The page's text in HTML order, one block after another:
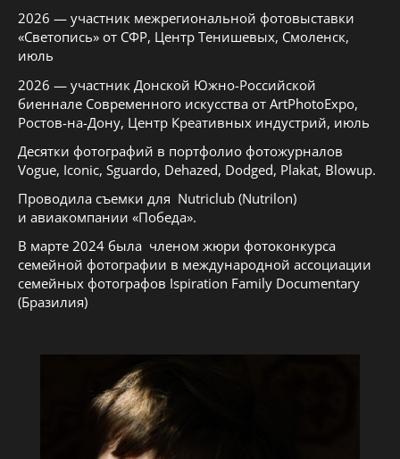
2026 — участник межрегиональной фотовыставки
«Светопись» от СФР, Центр Тенишевых, Смоленск,
июль
2026 — участник Донской Южно-Российской
биеннале Современного искусства от ArtPhotoExpo,
Ростов-на-Дону, Центр Креативных индустрий, июль
Десятки фотографий в портфолио фотожурналов
Vogue, Iconic, Sguardo, Dehazed, Dodged, Plakat, Blowup.
Проводила съемки для Nutriclub (Nutrilon)
и авиакомпании «Победа».
В марте 2024 была членом жюри фотоконкурса
семейной фотографии в международной ассоциации
семейных фотографов Ispiration Family Documentary
(Бразилия)